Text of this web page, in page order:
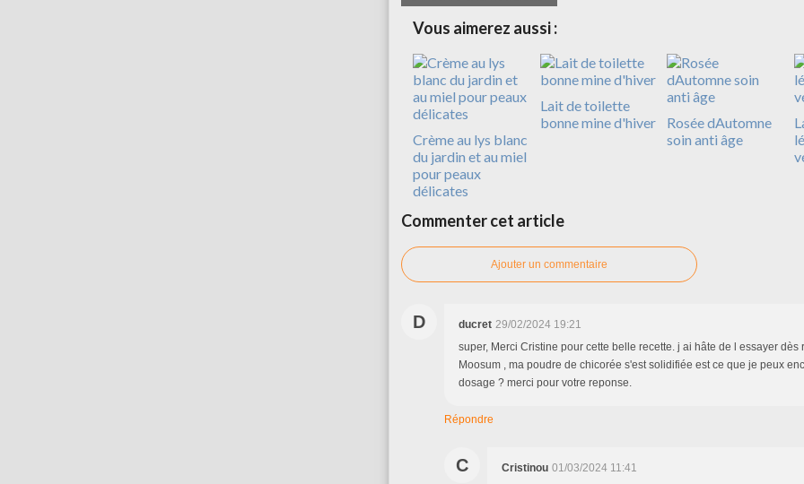
Vous aimerez aussi :
Crème au lys blanc
du jardin et au miel
pour peaux
délicates
Lait de toilette
bonne mine d'hiver
Rosée dAutomne
soin anti âge
Commenter cet article
Ajouter un commentaire
D ducret 29/02/2024 19:21
super, Merci Cristine pour cette belle recette. j ai hâte de l essayer dès
Moosum , ma poudre de chicorée s'est solidifiée est ce que je peux
dosage ? merci pour votre reponse.
Répondre
C Cristinou 01/03/2024 11:41